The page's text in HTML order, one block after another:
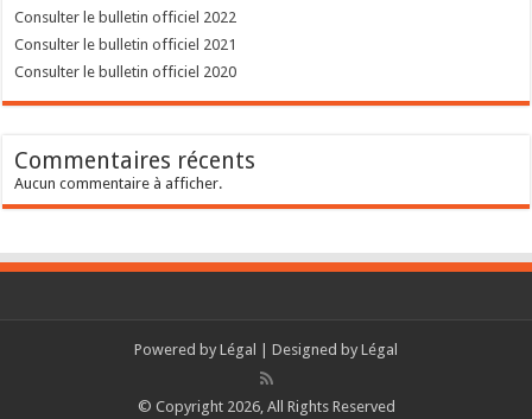
Consulter le bulletin officiel 2022
Consulter le bulletin officiel 2021
Consulter le bulletin officiel 2020
Commentaires récents
Aucun commentaire à afficher.
Powered by Légal | Designed by Légal
© Copyright 2026, All Rights Reserved